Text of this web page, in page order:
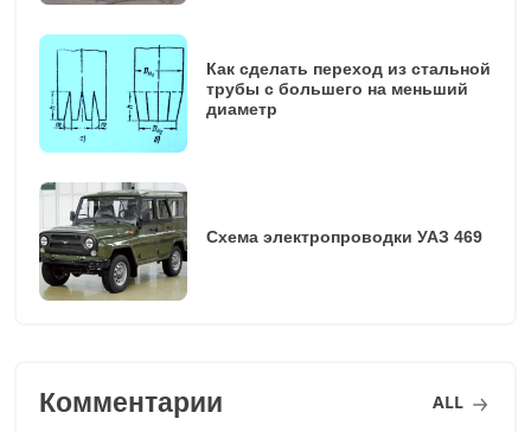
Как сделать переход из стальной
трубы с большего на меньший
диаметр
Схема электропроводки УАЗ 469
Комментарии ALL